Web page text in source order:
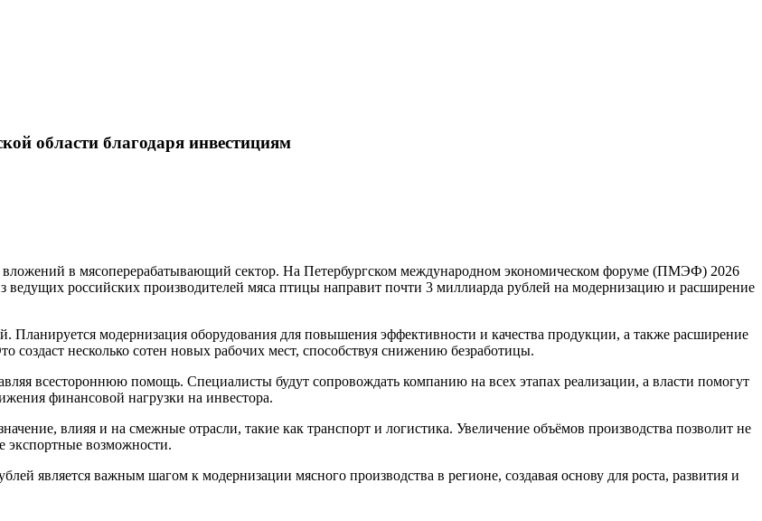
области благодаря инвестициям
в мясоперерабатывающий сектор. На Петербургском международном экономическом форуме (ПМЭФ) 2026
российских производителей мяса птицы направит почти 3 миллиарда рублей на модернизацию и расширение
Планируется модернизация оборудования для повышения эффективности и качества продукции, а также расширение
создаст несколько сотен новых рабочих мест, способствуя снижению безработицы.
всестороннюю помощь. Специалисты будут сопровождать компанию на всех этапах реализации, а власти помогут
финансовой нагрузки на инвестора.
влияя и на смежные отрасли, такие как транспорт и логистика. Увеличение объёмов производства позволит не
экспортные возможности.
является важным шагом к модернизации мясного производства в регионе, создавая основу для роста, развития и